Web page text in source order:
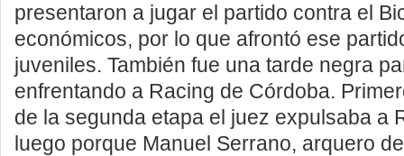
presentaron a jugar el partido contra el
económicos, por lo que afrontó ese
juveniles. También fue una tarde negra
enfrentando a Racing de Córdoba.
de la segunda etapa el juez expulsaba a
luego porque Manuel Serrano, arquero